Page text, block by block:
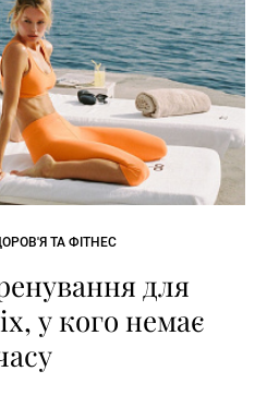
ТА ФІТНЕС
для
у кого немає